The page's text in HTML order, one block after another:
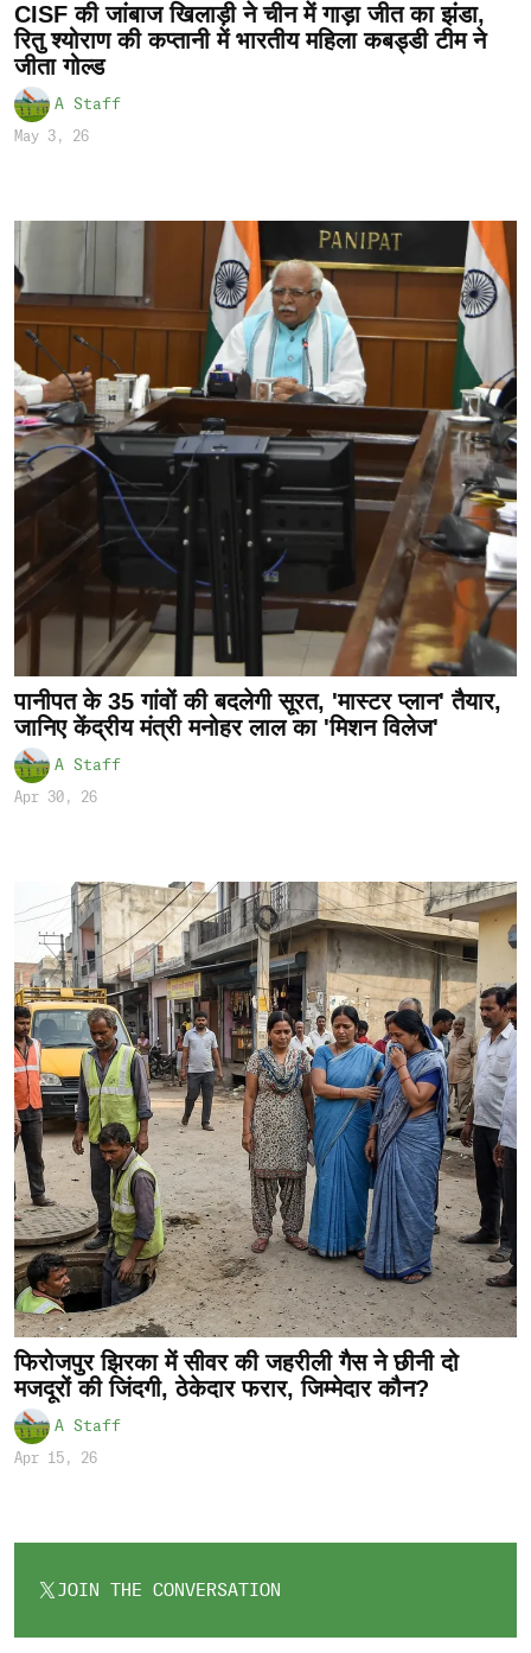
CISF की जांबाज खिलाड़ी ने चीन में गाड़ा जीत का झंडा,
रितु श्योराण की कप्तानी में भारतीय महिला कबड्डी टीम ने
जीता गोल्ड
A Staff
May 3, 26
पानीपत के 35 गांवों की बदलेगी सूरत, 'मास्टर प्लान' तैयार,
जानिए केंद्रीय मंत्री मनोहर लाल का 'मिशन विलेज'
A Staff
Apr 30, 26
फिरोजपुर झिरका में सीवर की जहरीली गैस ने छीनी दो
मजदूरों की जिंदगी, ठेकेदार फरार, जिम्मेदार कौन?
A Staff
Apr 15, 26
JOIN THE CONVERSATION
OPENS